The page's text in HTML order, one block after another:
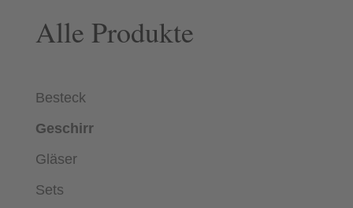
Alle Produkte
Besteck
Geschirr
Gläser
Sets